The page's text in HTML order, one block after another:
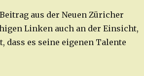
aus der Neuen Züricher
Linken auch an der Einsicht,
dass es seine eigenen Talente